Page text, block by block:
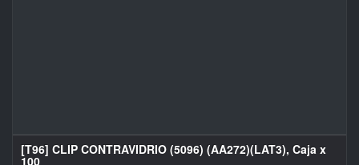
[T96] CLIP CONTRAVIDRIO (5096) (AA272)(LAT3), Caja x
100